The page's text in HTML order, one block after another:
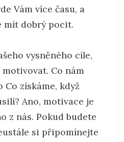
Vám více času, a
mít dobrý pocit.
vysněného cíle,
Co nám
Co získáme, když
Ano, motivace je
z nás. Pokud budete
si připomínejte